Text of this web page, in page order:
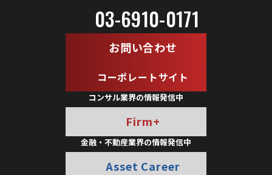
03-6910-0171
お問い合わせ
コーポレートサイト
コンサル業界の情報発信中
Firm+
金融・不動産業界の情報発信中
Asset Career